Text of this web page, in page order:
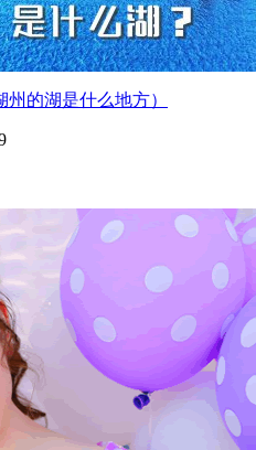
的湖是什么地方）